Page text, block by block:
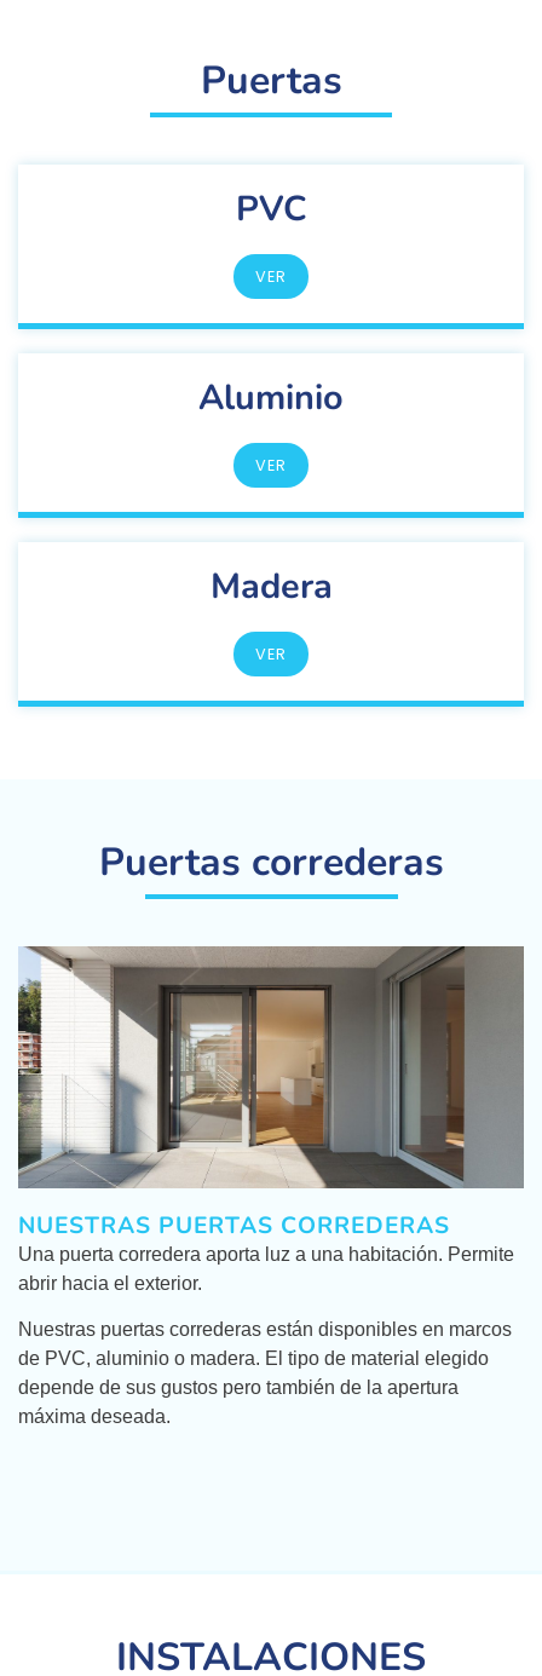
Puertas
PVC
VER
Aluminio
VER
Madera
VER
Puertas correderas
NUESTRAS PUERTAS CORREDERAS
Una puerta corredera aporta luz a una habitación. Permite
abrir hacia el exterior.
Nuestras puertas correderas están disponibles en marcos
de PVC, aluminio o madera. El tipo de material elegido
depende de sus gustos pero también de la apertura
máxima deseada.
INSTALACIONES